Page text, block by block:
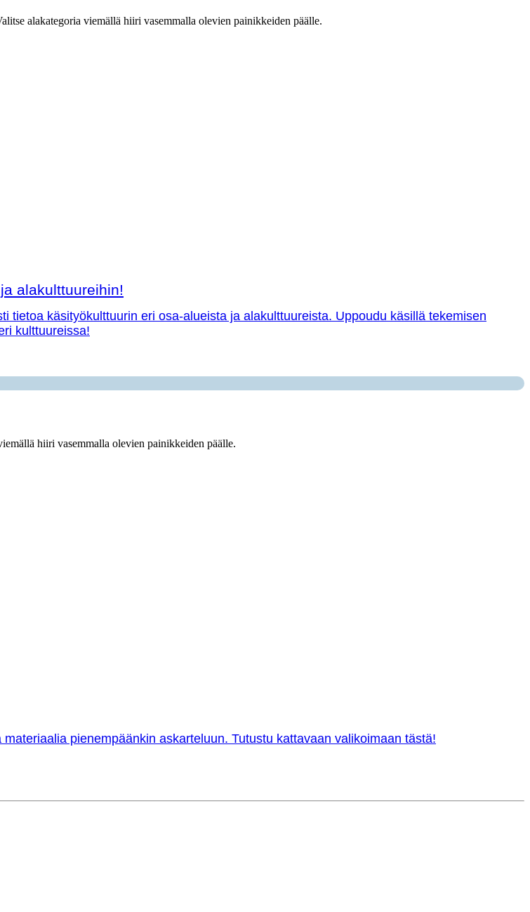
alakategoria viemällä hiiri vasemmalla olevien painikkeiden päälle.
alakulttuureihin!
tietoa käsityökulttuurin eri osa-alueista ja alakulttuureista. Uppoudu käsillä tekemisen
kulttuureissa!
hiiri vasemmalla olevien painikkeiden päälle.
pienempäänkin askarteluun. Tutustu kattavaan valikoimaan tästä!